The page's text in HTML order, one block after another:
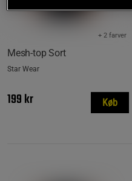
Mesh-top Sort
+ 2 farver
Star Wear
199 kr Køb